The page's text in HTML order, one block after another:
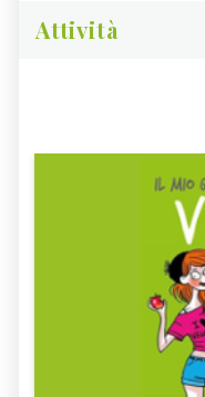
Attività